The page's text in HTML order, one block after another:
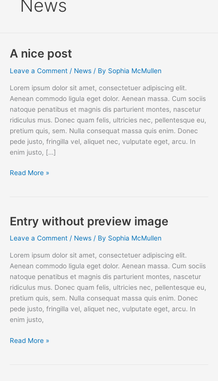
News
A nice post
Leave a Comment / News / By Sophia McMullen
Lorem ipsum dolor sit amet, consectetuer adipiscing elit.
Aenean commodo ligula eget dolor. Aenean massa. Cum sociis
natoque penatibus et magnis dis parturient montes, nascetur
ridiculus mus. Donec quam felis, ultricies nec, pellentesque eu,
pretium quis, sem. Nulla consequat massa quis enim. Donec
pede justo, fringilla vel, aliquet nec, vulputate eget, arcu. In
enim justo, […]
A
Read More »
Entry without preview image
Leave a Comment / News / By Sophia McMullen
Lorem ipsum dolor sit amet, consectetuer adipiscing elit.
Aenean commodo ligula eget dolor. Aenean massa. Cum sociis
natoque penatibus et magnis dis parturient montes, nascetur
ridiculus mus. Donec quam felis, ultricies nec, pellentesque eu,
pretium quis, sem. Nulla consequat massa quis enim. Donec
pede justo, fringilla vel, aliquet nec, vulputate eget, arcu. In
enim justo,
Entry
Read More »